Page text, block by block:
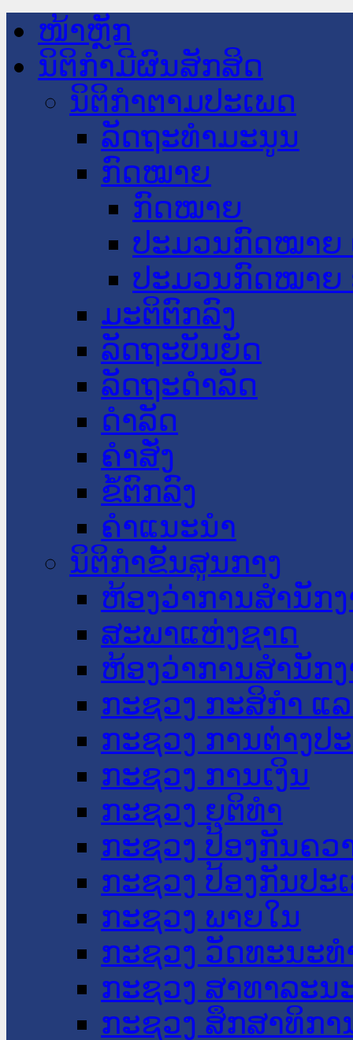
ໜ້າຫຼັກ
ນິຕິກໍາມີຜົນສັກສິດ
ນິຕິກໍາຕາມປະເພດ
ລັດຖະທໍາມະນູນ
ກົດໝາຍ
ກົດໝາຍ
ປະມວນກົດໝາຍ
ປະມວນກົດໝາຍ
ມະຕິຕົກລົງ
ລັດຖະບັນຍັດ
ລັດຖະດໍາລັດ
ດໍາລັດ
ຄໍາສັ່ງ
ຂໍ້ຕົກລົງ
ຄໍາແນະນໍາ
ນິຕິກໍາຂັ້ນສູນກາງ
ຫ້ອງວ່າການສໍານັກ
ສະພາແຫ່ງຊາດ
ຫ້ອງວ່າການສຳນັກ
ກະຊວງ ກະສິກຳ ແ
ກະຊວງ ການຕ່າງປ
ກະຊວງ ການເງິນ
ກະຊວງ ຍຸຕິທໍາ
ກະຊວງ ປ້ອງກັນຄວ
ກະຊວງ ປ້ອງກັນປະ
ກະຊວງ ພາຍໃນ
ກະຊວງ ວັດທະນະ
ກະຊວງ ສາທາລະນ
ກະຊວງ ສຶກສາທິກາ